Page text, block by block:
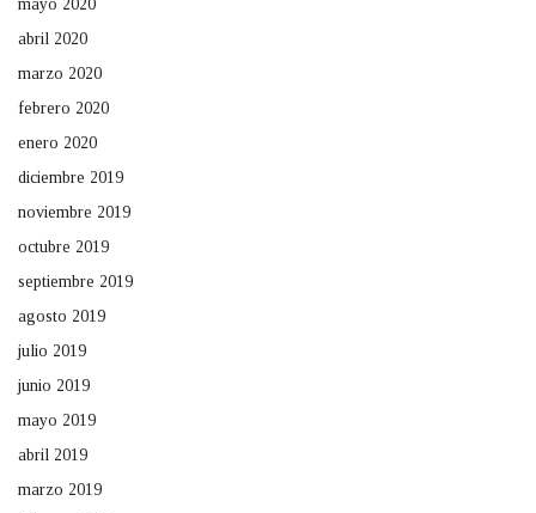
mayo 2020
abril 2020
marzo 2020
febrero 2020
enero 2020
diciembre 2019
noviembre 2019
octubre 2019
septiembre 2019
agosto 2019
julio 2019
junio 2019
mayo 2019
abril 2019
marzo 2019